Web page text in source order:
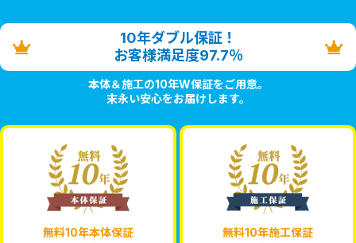
10年ダブル保証！
お客様満足度97.7％
本体＆施工の10年W保証をご用意。
末永い安心をお届けします。
無料10年本体保証 無料10年施工保証